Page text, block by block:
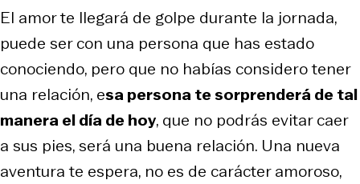
El amor te llegará de golpe durante la jornada,
puede ser con una persona que has estado
conociendo, pero que no habías considero tener
una relación, esa persona te sorprenderá de tal
manera el día de hoy, que no podrás evitar caer
a sus pies, será una buena relación. Una nueva
aventura te espera, no es de carácter amoroso,